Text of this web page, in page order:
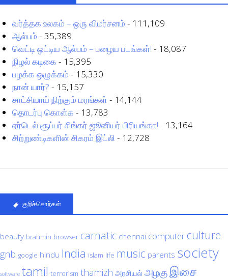
வர்த்தக உலகம் – ஒரு விமர்சனம் - 111,109
ஆல்பம் - 35,389
வெட்டி ஒட்டிய ஆல்பம் – பழைய படங்கள்! - 18,087
நிழல் கடிகை - 15,395
பழக்க ஒழுக்கம் - 15,330
நான் யார்? - 15,157
சாட்சியாய் நிற்கும் மரங்கள் - 14,144
தொடர்பு கொள்க - 13,783
ஏர்டெல் சூப்பர் சிங்கர் ஜூனியர் பிரியங்கா! - 13,164
சிற்றுண்டிகளின் சிகரம் இட்லி - 12,728
குறிச்சொற்கள்
beauty brahmin browser carnatic chennai computer culture
gnb google hindu India islam life music parents society
software tamil terrorism thamizh அரசியல் அழகுஇசை